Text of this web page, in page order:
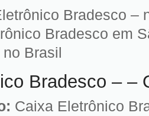
Bradesco –
Bradesco em
Brasil
Bradesco – –
Caixa Eletrônico